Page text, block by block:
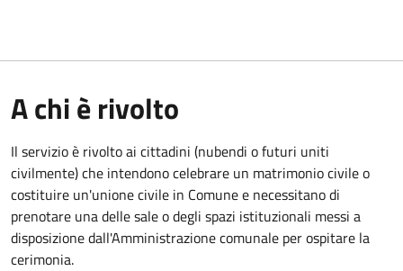
A chi è rivolto
Il servizio è rivolto ai cittadini (nubendi o futuri uniti
civilmente) che intendono celebrare un matrimonio civile o
costituire un'unione civile in Comune e necessitano di
prenotare una delle sale o degli spazi istituzionali messi a
disposizione dall'Amministrazione comunale per ospitare la
cerimonia.